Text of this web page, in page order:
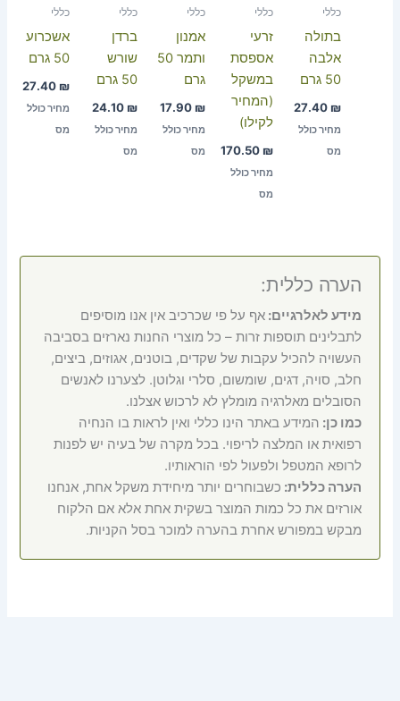
כללי
בתולה
אלבה
50 גרם
27.40 ₪
מחיר כולל
מס
כללי
זרעי
אספסת
במשקל
(המחיר
לקילו)
170.50 ₪
מחיר כולל
מס
כללי
אמנון
ותמר 50
גרם
17.90 ₪
מחיר כולל
מס
כללי
ברדן
שורש
50 גרם
24.10 ₪
מחיר כולל
מס
כללי
אשכרוע
50 גרם
27.40 ₪
מחיר כולל
מס
הערה כללית:
מידע לאלרגיים:אף על פי שכרכיב אין אנו מוסיפים
לתבלינים תוספות זרות – כל מוצרי החנות נארזים בסביבה
העשויה להכיל עקבות של שקדים, בוטנים, אגוזים, ביצים,
חלב, סויה, דגים, שומשום, סלרי וגלוטן. לצערנו לאנשים
הסובלים מאלרגיה מומלץ לא לרכוש אצלנו.
כמו כן: המידע באתר הינו כללי ואין לראות בו הנחיה
רפואית או המלצה לריפוי. בכל מקרה של בעיה יש לפנות
לרופא המטפל ולפעול לפי הוראותיו.
הערה כללית: כשבוחרים יותר מיחידת משקל אחת, אנחנו
אורזים את כל כמות המוצר בשקית אחת אלא אם הלקוח
מבקש במפורש אחרת בהערה למוכר בסל הקניות.